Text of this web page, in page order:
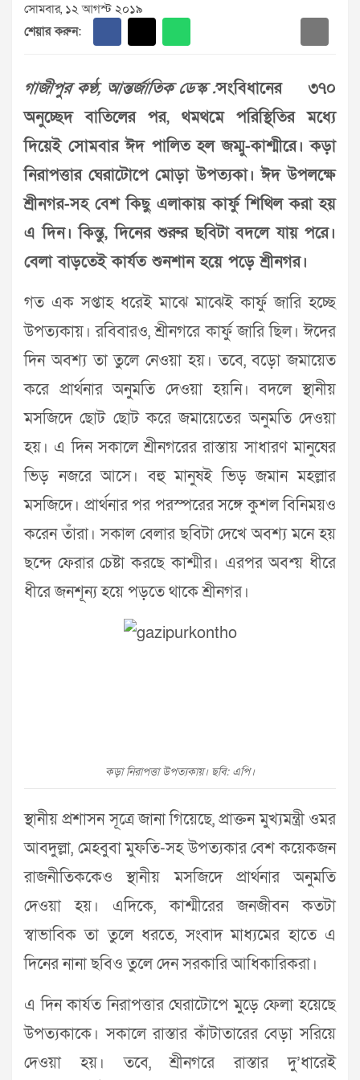
সোমবার, ১২ আগস্ট ২০১৯
শেয়ার করুন:
গাজীপুর কণ্ঠ, আন্তর্জাতিক ডেস্ক :সংবিধানের ৩৭০
অনুচ্ছেদ বাতিলের পর, থমথমে পরিস্থিতির মধ্যে
দিয়েই সোমবার ঈদ পালিত হল জম্মু-কাশ্মীরে। কড়া
নিরাপত্তার ঘেরাটোপে মোড়া উপত্যকা। ঈদ উপলক্ষে
শ্রীনগর-সহ বেশ কিছু এলাকায় কার্ফু শিথিল করা হয়
এ দিন। কিন্তু, দিনের শুরুর ছবিটা বদলে যায় পরে।
বেলা বাড়তেই কার্যত শুনশান হয়ে পড়ে শ্রীনগর।
গত এক সপ্তাহ ধরেই মাঝে মাঝেই কার্ফু জারি হচ্ছে
উপত্যকায়। রবিবারও, শ্রীনগরে কার্ফু জারি ছিল। ঈদের
দিন অবশ্য তা তুলে নেওয়া হয়। তবে, বড়ো জমায়েত
করে প্রার্থনার অনুমতি দেওয়া হয়নি। বদলে স্থানীয়
মসজিদে ছোট ছোট করে জমায়েতের অনুমতি দেওয়া
হয়। এ দিন সকালে শ্রীনগরের রাস্তায় সাধারণ মানুষের
ভিড় নজরে আসে। বহু মানুষই ভিড় জমান মহল্লার
মসজিদে। প্রার্থনার পর পরস্পরের সঙ্গে কুশল বিনিময়ও
করেন তাঁরা। সকাল বেলার ছবিটা দেখে অবশ্য মনে হয়
ছন্দে ফেরার চেষ্টা করছে কাশ্মীর। এরপর অবশ্য় ধীরে
ধীরে জনশূন্য হয়ে পড়তে থাকে শ্রীনগর।
কড়া নিরাপত্তা উপত্যকায়। ছবি: এপি।
স্থানীয় প্রশাসন সূত্রে জানা গিয়েছে, প্রাক্তন মুখ্যমন্ত্রী ওমর
আবদুল্লা, মেহবুবা মুফতি-সহ উপত্যকার বেশ কয়েকজন
রাজনীতিককেও স্থানীয় মসজিদে প্রার্থনার অনুমতি
দেওয়া হয়। এদিকে, কাশ্মীরের জনজীবন কতটা
স্বাভাবিক তা তুলে ধরতে, সংবাদ মাধ্যমের হাতে এ
দিনের নানা ছবিও তুলে দেন সরকারি আধিকারিকরা।
এ দিন কার্যত নিরাপত্তার ঘেরাটোপে মুড়ে ফেলা হয়েছে
উপত্যকাকে। সকালে রাস্তার কাঁটাতারের বেড়া সরিয়ে
দেওয়া হয়। তবে, শ্রীনগরে রাস্তার দু’ধারেই